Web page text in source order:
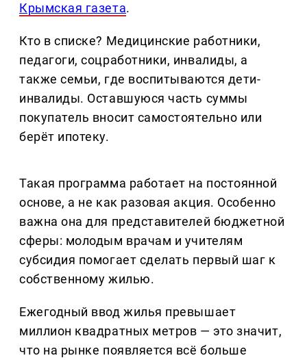
Крымская газета.
Кто в списке? Медицинские работники,
педагоги, соцработники, инвалиды, а
также семьи, где воспитываются дети-
инвалиды. Оставшуюся часть суммы
покупатель вносит самостоятельно или
берёт ипотеку.
Такая программа работает на постоянной
основе, а не как разовая акция. Особенно
важна она для представителей бюджетной
сферы: молодым врачам и учителям
субсидия помогает сделать первый шаг к
собственному жилью.
Ежегодный ввод жилья превышает
миллион квадратных метров — это значит,
что на рынке появляется всё больше